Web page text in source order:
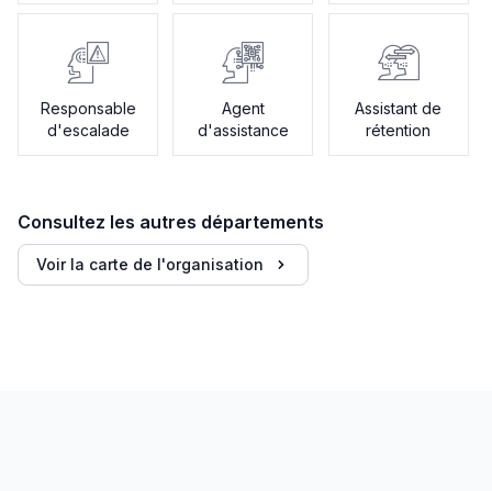
Responsable
d'escalade
Agent
d'assistance
Assistant de
rétention
Consultez les autres départements
Voir la carte de l'organisation